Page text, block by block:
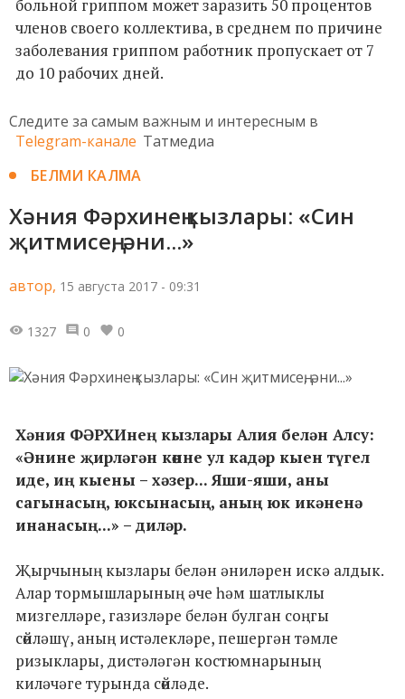
больной гриппом может заразить 50 процентов
членов своего коллектива, в среднем по причине
заболевания гриппом работник пропускает от 7
до 10 рабочих дней.
Следите за самым важным и интересным в
Telegram-канале Татмедиа
БЕЛМИ КАЛМА
Хәния Фәрхинең кызлары: «Син
җитмисең, әни...»
автор, 15 августа 2017 - 09:31
1327 0 0
Хәния ФӘРХИнең кызлары Алия белән Алсу:
«Әнине җирләгән көнне ул кадәр кыен түгел
иде, иң кыены – хәзер... Яши-яши, аны
сагынасың, юксынасың, аның юк икәненә
инанасың...» – диләр.
Җырчының кызлары белән әниләрен искә алдык.
Алар тормышларының әче һәм шатлыклы
мизгелләре, газизләре белән булган соңгы
сөйләшү, аның истәлекләре, пешергән тәмле
ризыклары, дистәләгән костюмнарының
киләчәге турында сөйләде.